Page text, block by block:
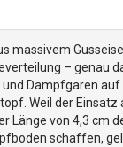
massivem
– genau
und Dampfgaren
Weil der Einsatz
Länge von 4,3 cm
schaffen,